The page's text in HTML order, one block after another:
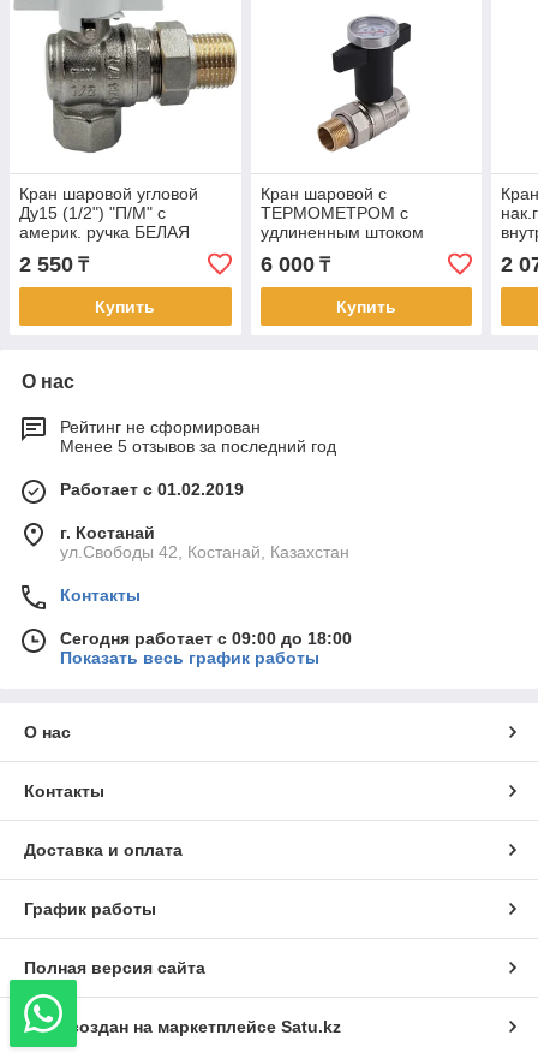
Кран шаровой угловой
Ду15 (1/2") "П/М" с
америк. ручка БЕЛАЯ
бабочка TIM никель
(18/72)
2 550 ₸
Купить
Кран шаровой с
ТЕРМОМЕТРОМ с
удлиненным штоком
прямой с америк. ВР-НР
3/4" (1/45)
6 000₸
Купить
2
О нас
Рейтинг не сформирован
Менее 5 отзывов за последний год
Работает с 01.02.2019
г. Костанай
ул.Свободы 42, Костанай, Казахстан
Контакты
Сегодня работает с 09:00 до 18:00
Показать весь график работы
О нас
Контакты
Доставка и оплата
График работы
Полная версия сайта
Сайт создан на маркетплейсе Satu.kz